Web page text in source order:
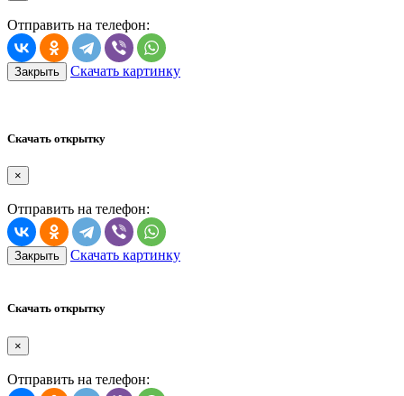
Отправить на телефон:
Закрыть Скачать картинку
Скачать открытку
×
Отправить на телефон:
Закрыть Скачать картинку
Скачать открытку
×
Отправить на телефон: